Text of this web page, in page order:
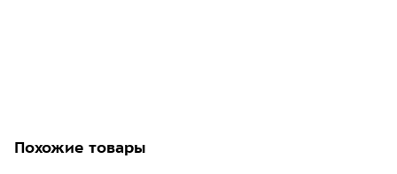
Похожие товары